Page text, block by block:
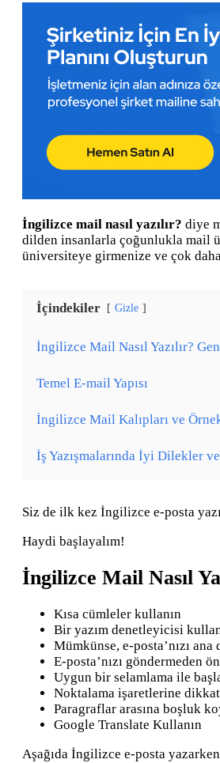
İngilizce mail nasıl yazılır? diye
dilden insanlarla çoğunlukla mail
üniversiteye girmenize ve çok
İçindekiler Gizle
İngilizce Mail Nasıl Yazılır?
Temel E-mail Yapısı
İngilizce Mail Kalıpları ve
İş Yazışmalarında İyi Dilekler
Siz de ilk kez İngilizce e-posta
Haydi başlayalım!
İngilizce Mail Nasıl
Kısa cümleler kullanın
Bir yazım denetleyicisi
Mümkünse, e-posta’nızı
E-posta’nızı göndermeden
Uygun bir selamlama ile
Noktalama işaretlerine
Paragraflar arasına boşluk
Google Translate Kullanın
Aşağıda İngilizce e-posta